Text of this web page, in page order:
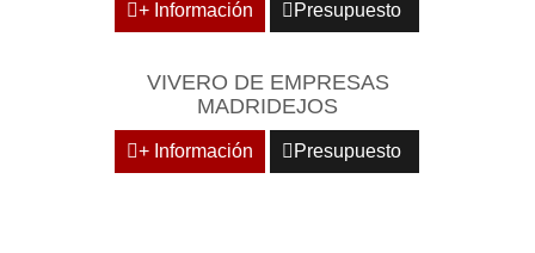
+ Información Presupuesto
VIVERO DE EMPRESAS
MADRIDEJOS
+ Información Presupuesto